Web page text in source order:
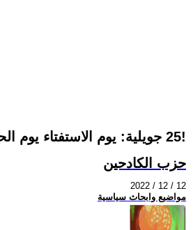
‏25 جويلية: يوم الاستفتاء يوم الحرائق ‏‎!‎
حزب الكادحين
2022 / 12 / 12
مواضيع وابحاث سياسية